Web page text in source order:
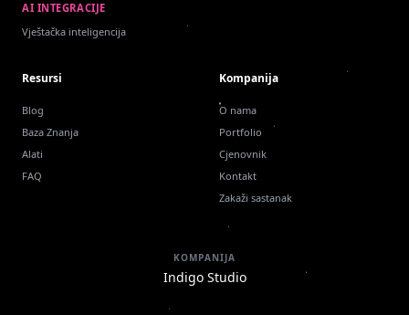
AI INTEGRACIJE
Vještačka inteligencija
Resursi
Blog
Baza Znanja
Alati
FAQ
Kompanija
O nama
Portfolio
Cjenovnik
Kontakt
Zakaži sastanak
KOMPANIJA
Indigo Studio